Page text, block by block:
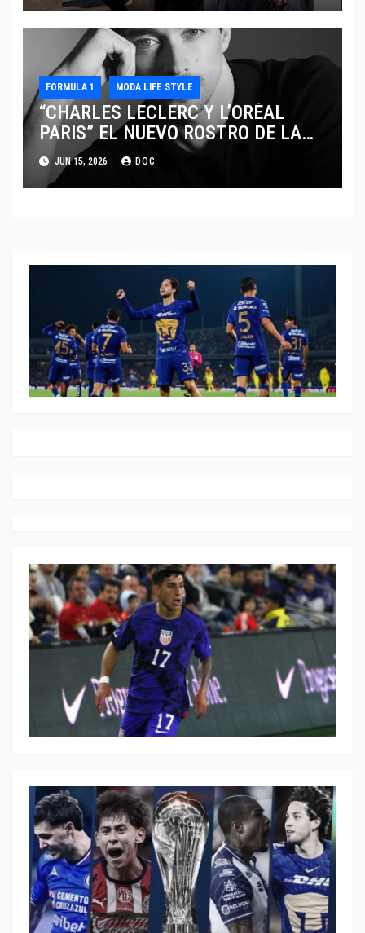
FORMULA 1 MODA LIFE STYLE
“CHARLES LECLERC Y L’ORÉAL
PARIS” EL NUEVO ROSTRO DE LA
EXCELENCIA Y LA MASCULINIDAD
MODERNA
JUN 15, 2026 DOC